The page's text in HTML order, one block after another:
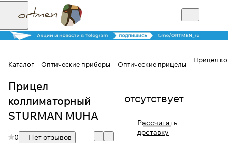
Каталог Оптические приборы Оптические прицелы
Прицел
Прицел
коллиматорный
STURMAN MUHA
0
Нет отзывов
отсутствует
Рассчитать
доставку
Для клиентов всех банков
Разбейте
оплату на части